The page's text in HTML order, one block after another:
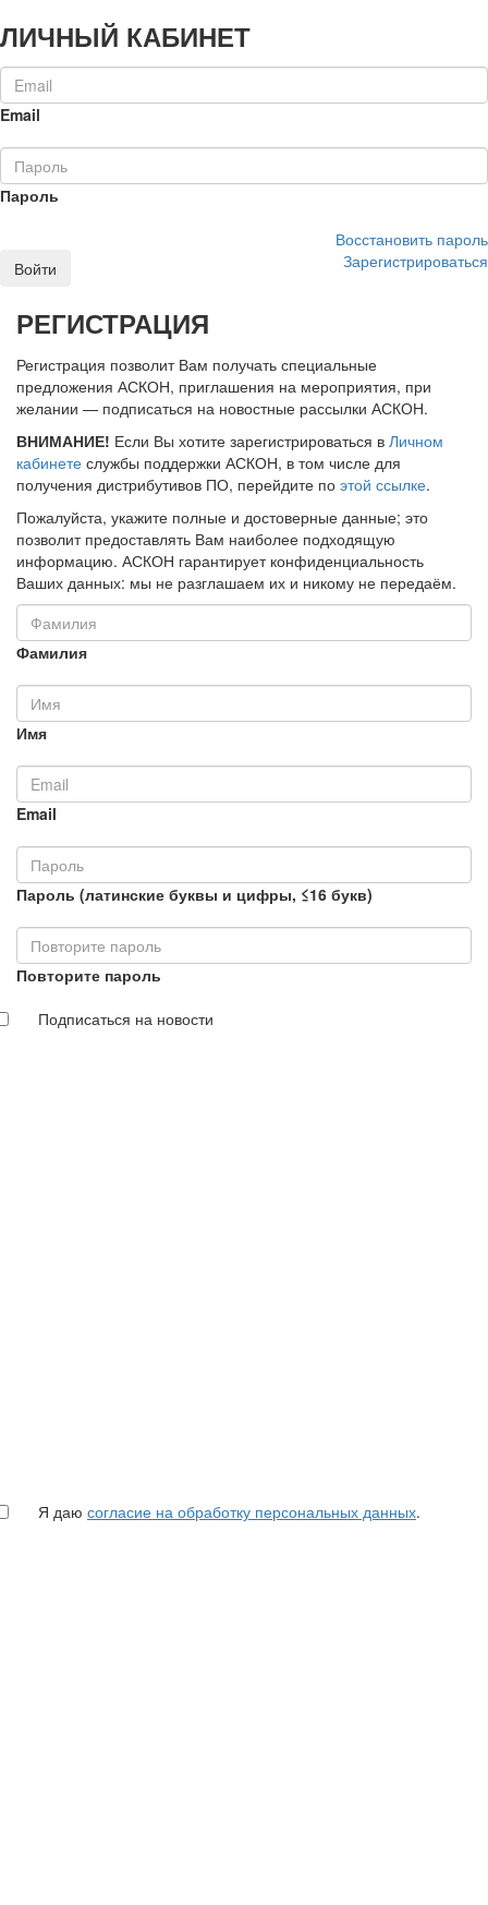
ЛИЧНЫЙ КАБИНЕТ
Email
Пароль
Восстановить пароль
Войти
Зарегистрироваться
РЕГИСТРАЦИЯ
Регистрация позволит Вам получать специальные
предложения АСКОН, приглашения на мероприятия, при
желании — подписаться на новостные рассылки АСКОН.
ВНИМАНИЕ! Если Вы хотите зарегистрироваться в Личном
кабинете службы поддержки АСКОН, в том числе для
получения дистрибутивов ПО, перейдите по этой ссылке.
Пожалуйста, укажите полные и достоверные данные; это
позволит предоставлять Вам наиболее подходящую
информацию. АСКОН гарантирует конфиденциальность
Ваших данных: мы не разглашаем их и никому не передаём.
Фамилия
Имя
Email
Пароль (латинские буквы и цифры, ≤16 букв)
Повторите пароль
Подписаться на новости
Я даю согласие на обработку персональных данных.